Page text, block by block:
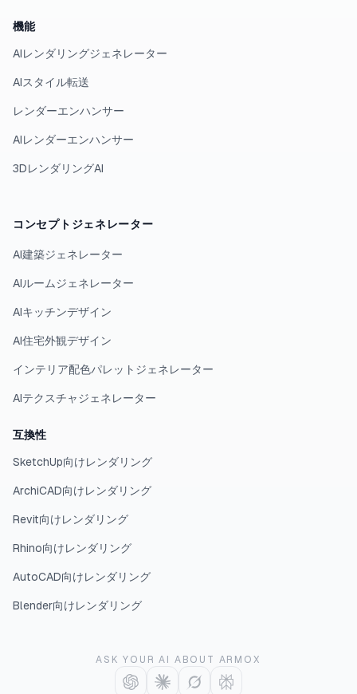
機能
AIレンダリングジェネレーター
AIスタイル転送
レンダーエンハンサー
AIレンダーエンハンサー
3DレンダリングAI
コンセプトジェネレーター
AI建築ジェネレーター
AIルームジェネレーター
AIキッチンデザイン
AI住宅外観デザイン
インテリア配色パレットジェネレーター
AIテクスチャジェネレーター
互換性
SketchUp向けレンダリング
ArchiCAD向けレンダリング
Revit向けレンダリング
Rhino向けレンダリング
AutoCAD向けレンダリング
Blender向けレンダリング
ASK YOUR AI ABOUT ARMOX